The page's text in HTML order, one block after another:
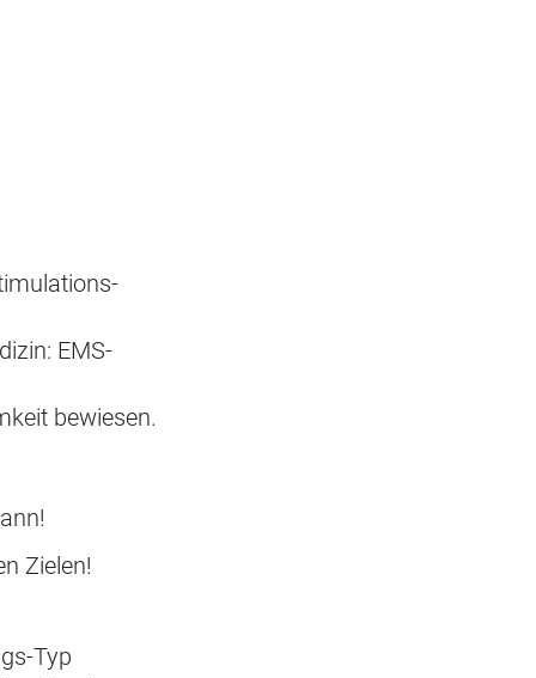
EMS-
bewiesen.
Zielen!
Typ